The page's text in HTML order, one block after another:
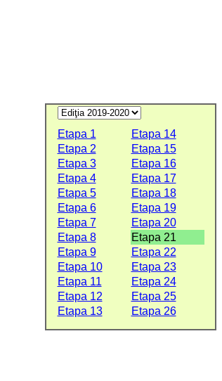
Etapa 1
Etapa 14
Etapa 2
Etapa 15
Etapa 3
Etapa 16
Etapa 4
Etapa 17
Etapa 5
Etapa 18
Etapa 6
Etapa 19
Etapa 7
Etapa 20
Etapa 8
Etapa 21
Etapa 9
Etapa 22
Etapa 10
Etapa 23
Etapa 11
Etapa 24
Etapa 12
Etapa 25
Etapa 13
Etapa 26